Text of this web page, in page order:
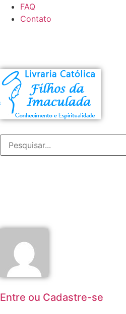
FAQ
Contato
Entre ou Cadastre-se